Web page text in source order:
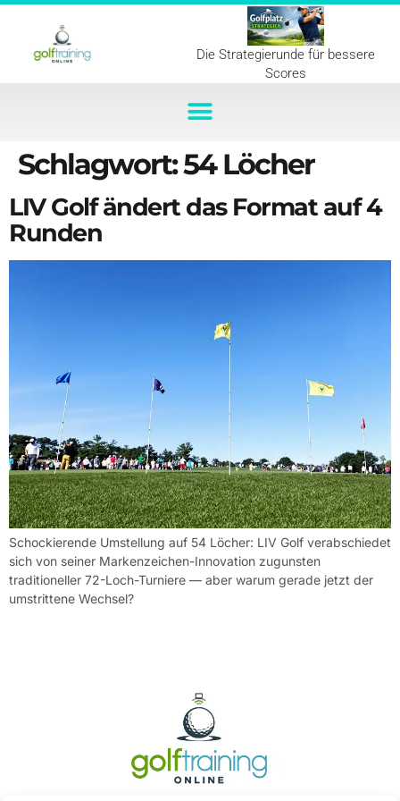
Die Strategierunde für bessere
Scores
Schlagwort:54 Löcher
LIV Golf ändert das Format auf 4
Runden
Schockierende Umstellung auf 54 Löcher: LIV Golf verabschiedet
sich von seiner Markenzeichen-Innovation zugunsten
traditioneller 72-Loch-Turniere — aber warum gerade jetzt der
umstrittene Wechsel?